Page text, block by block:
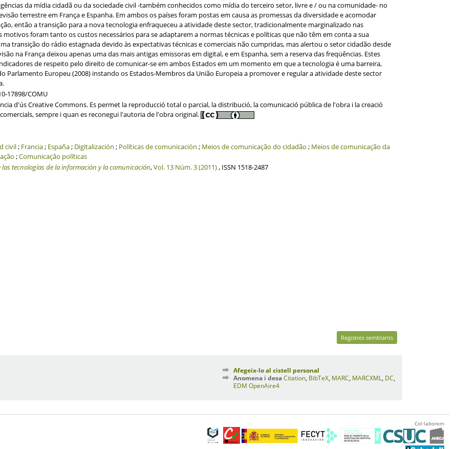
da mídia cidadã ou da sociedade civil -também conhecidos como mídia do terceiro setor, livre e / ou na comunidade- no
terrestre em França e Espanha. Em ambos os países foram postas em causa as promessas da diversidade e acomodar
então a transição para a nova tecnologia enfraqueceu a atividade deste sector, tradicionalmente marginalizado nas
motivos foram tanto os custos necessários para se adaptarem a normas técnicas e políticas que não têm em conta a sua
transição do rádio estagnada devido às expectativas técnicas e comerciais não cumpridas, mas alertou o setor cidadão desde
na França deixou apenas uma das mais antigas emissoras em digital, e em Espanha, sem a reserva das freqüências. Estes
de respeito pelo direito de comunicar-se em ambos Estados em um momento em que a tecnologia é uma barreira,
Parlamento Europeu (2008) instando os Estados-Membros da União Europeia a promover e regular a atividade deste sector
17898/COMU
d'ús Creative Commons. Es permet la reproducció total o parcial, la distribució, la comunicació pública de l'obra i la creació
sempre i quan es reconegui l'autoria de l'obra original.
civil; Francia; España; Digitalización ; Políticas de comunicación ; Meios de comunicação do cidadão ; Meios de comunicação da
;Comunicação políticas
tecnologías de la información y la comunicación,Vol. 13 Núm. 3 (2011), ISSN 1518-2487
Registres semblants
Afegeix-lo al cistell personal
Anomena i desaCitation BibTeX MARC MARCXML DC
EDM OpenAire4
Col·laborem